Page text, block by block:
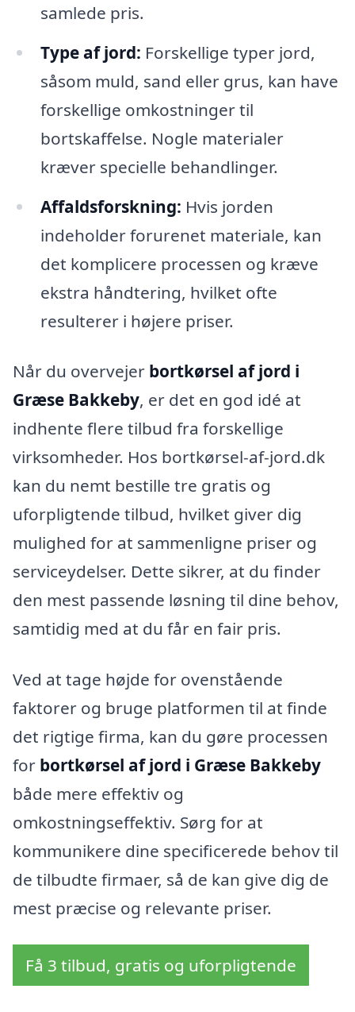
samlede pris.
Type af jord: Forskellige typer jord,
såsom muld, sand eller grus, kan have
forskellige omkostninger til
bortskaffelse. Nogle materialer
kræver specielle behandlinger.
Affaldsforskning: Hvis jorden
indeholder forurenet materiale, kan
det komplicere processen og kræve
ekstra håndtering, hvilket ofte
resulterer i højere priser.
Når du overvejer bortkørsel af jord i
Græse Bakkeby, er det en god idé at
indhente flere tilbud fra forskellige
virksomheder. Hos bortkørsel-af-jord.dk
kan du nemt bestille tre gratis og
uforpligtende tilbud, hvilket giver dig
mulighed for at sammenligne priser og
serviceydelser. Dette sikrer, at du finder
den mest passende løsning til dine behov,
samtidig med at du får en fair pris.
Ved at tage højde for ovenstående
faktorer og bruge platformen til at finde
det rigtige firma, kan du gøre processen
for bortkørsel af jord i Græse Bakkeby
både mere effektiv og
omkostningseffektiv. Sørg for at
kommunikere dine specificerede behov til
de tilbudte firmaer, så de kan give dig de
mest præcise og relevante priser.
Få 3 tilbud, gratis og uforpligtende